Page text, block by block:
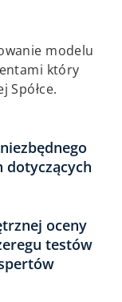
modelu
który
Spółce.
dotyczących
oceny
testów